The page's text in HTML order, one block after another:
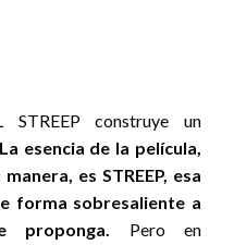
STREEP construye un
La esencia de la película,
es STREEP, esa
forma sobresaliente a
proponga. Pero en